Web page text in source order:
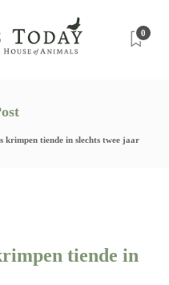
0
krimpen tiende in slechts twee jaar
tiende in